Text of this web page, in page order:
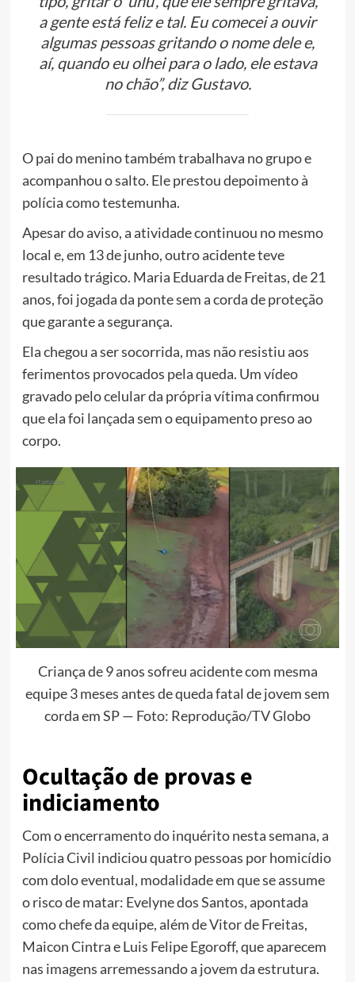
a gente está feliz e tal. Eu comecei a ouvir
algumas pessoas gritando o nome dele e,
aí, quando eu olhei para o lado, ele estava
no chão”, diz Gustavo.
O pai do menino também trabalhava no grupo e
acompanhou o salto. Ele prestou depoimento à
polícia como testemunha.
Apesar do aviso, a atividade continuou no mesmo
local e, em 13 de junho, outro acidente teve
resultado trágico. Maria Eduarda de Freitas, de 21
anos, foi jogada da ponte sem a corda de proteção
que garante a segurança.
Ela chegou a ser socorrida, mas não resistiu aos
ferimentos provocados pela queda. Um vídeo
gravado pelo celular da própria vítima confirmou
que ela foi lançada sem o equipamento preso ao
corpo.
Criança de 9 anos sofreu acidente com mesma
equipe 3 meses antes de queda fatal de jovem sem
corda em SP — Foto: Reprodução/TV Globo
Ocultação de provas e
indiciamento
Com o encerramento do inquérito nesta semana, a
Polícia Civil indiciou quatro pessoas por homicídio
com dolo eventual, modalidade em que se assume
o risco de matar: Evelyne dos Santos, apontada
como chefe da equipe, além de Vitor de Freitas,
Maicon Cintra e Luis Felipe Egoroff, que aparecem
nas imagens arremessando a jovem da estrutura.